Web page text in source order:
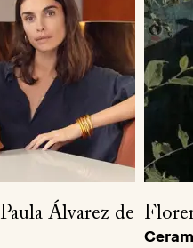
Álvarez de